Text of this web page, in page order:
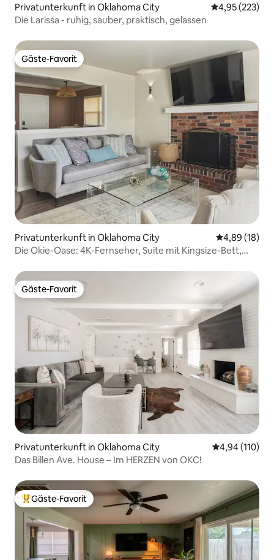
Privatunterkunft in Oklahoma City
4,95 (223)
Die Larissa - ruhig, sauber, praktisch, gelassen
Gäste-Favorit
Gäste-Favorit
Privatunterkunft in Oklahoma City
4,89 (18)
Die Okie-Oase: 4K-Fernseher, Suite mit Kingsize-Bett,
Gäste-Favorit
Gäste-Favorit
Privatunterkunft in Oklahoma City
4,94 (110)
Das Billen Ave. House – Im HERZEN von OKC!
Beliebter Gäste-Favorit.
Gäste-Favorit